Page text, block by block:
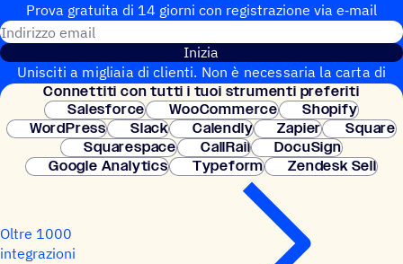
Prova gratuita di 14 giorni con regi­stra­zione via e‑mail
Inizia
Unisciti a migliaia di clienti. Non è necessaria la carta di
credito. Configurazione istantanea.
Connet­titi con tutti i tuoi strumenti preferiti
Salesforce
WooCommerce
Shopify
WordPress
Slack Calendly Zapier
Square
Squarespace
CallRail
DocuSign
Google Analytics
Typeform Zendesk Sell
Oltre 1000
integrazioni